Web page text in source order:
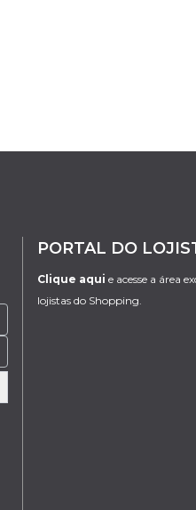
PORTAL DO
Clique aqui e acesse a área
lojistas do Shopping.